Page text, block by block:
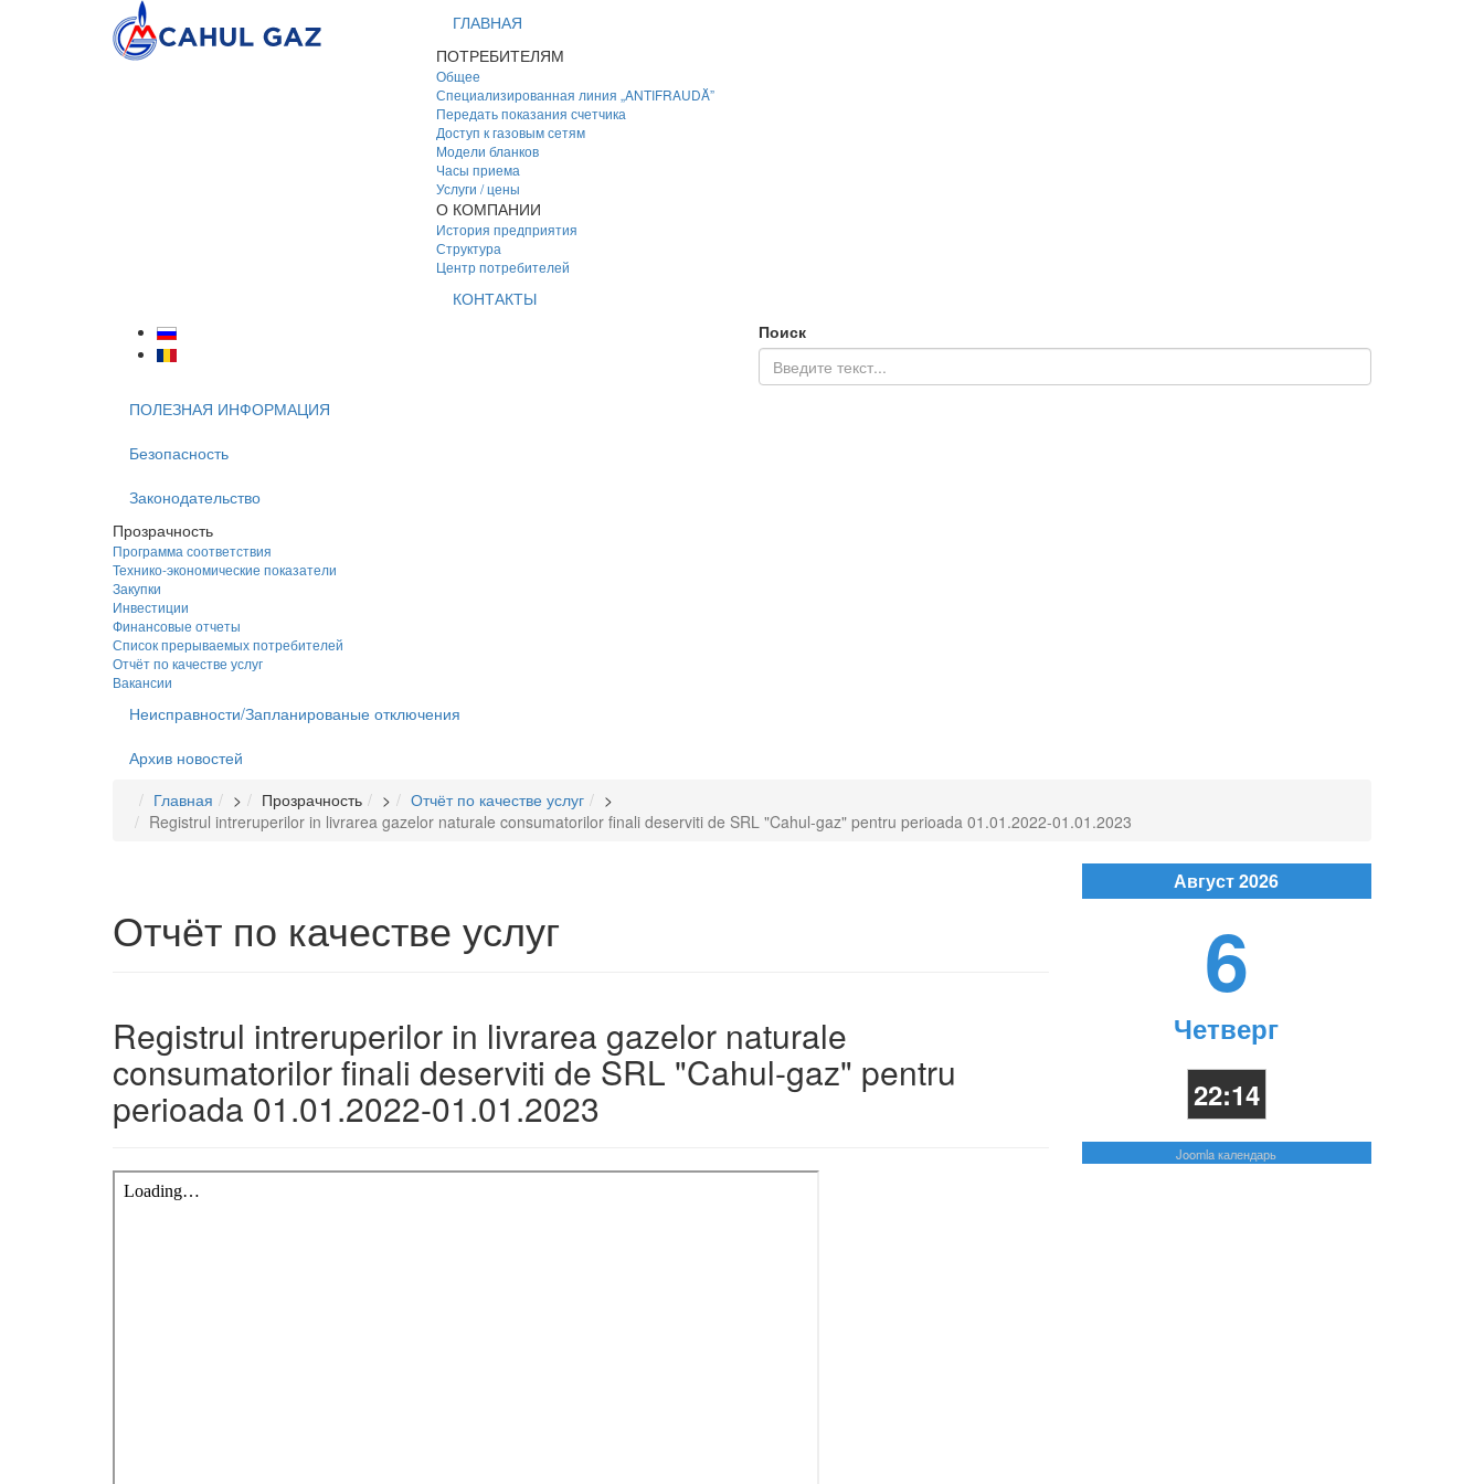
ГЛАВНАЯ
ПОТРЕБИТЕЛЯМ
Общее
Специализированная линия „ANTIFRAUDĂ”
Передать показания счетчика
Доступ к газовым сетям
Модели бланков
Часы приема
Услуги / цены
О КОМПАНИИ
История предприятия
Структура
Центр потребителей
КОНТАКТЫ
Поиск
ПОЛЕЗНАЯ ИНФОРМАЦИЯ
Безопасность
Законодательство
Прозрачность
Программа соответствия
Технико-экономические показатели
Закупки
Инвестиции
Финансовые отчеты
Список прерываемых потребителей
Отчёт по качестве услуг
Вакансии
Неисправности/Запланированые отключения
Архив новостей
Главная
> Прозрачность > Отчёт по качестве услуг
>
Registrul intreruperilor in livrarea gazelor naturale consumatorilor finali deserviti de SRL "Cahul-gaz" pentru perioada 01.01.2022-01.01.2023
Отчёт по качестве услуг
Registrul intreruperilor in livrarea gazelor naturale
consumatorilor finali deserviti de SRL "Cahul-gaz" pentru
perioada 01.01.2022-01.01.2023
Август 2026
6
Четверг
22:14
Joomla календарь